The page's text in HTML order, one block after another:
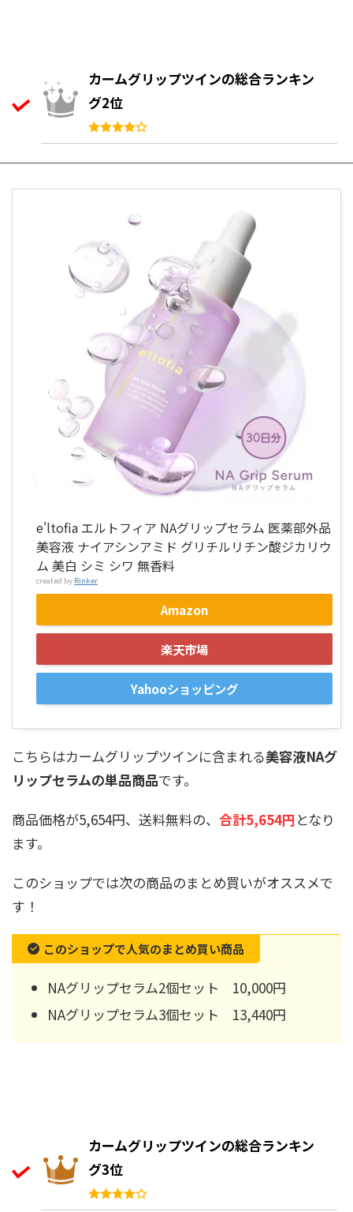
カームグリップツインの総合ランキン
グ2位
e'ltofia エルトフィア NAグリップセラム 医薬部外品
美容液 ナイアシンアミド グリチルリチン酸ジカリウ
ム 美白 シミ シワ 無香料
created by Rinker
Amazon
楽天市場
Yahooショッピング
こちらはカームグリップツインに含まれる美容液NAグ
リップセラムの単品商品です。
商品価格が5,654円、送料無料の、 合計5,654円 となり
ます。
このショップでは次の商品のまとめ買いがオススメで
す！
このショップで人気のまとめ買い商品
NAグリップセラム2個セット 10,000円
NAグリップセラム3個セット 13,440円
カームグリップツインの総合ランキン
グ3位